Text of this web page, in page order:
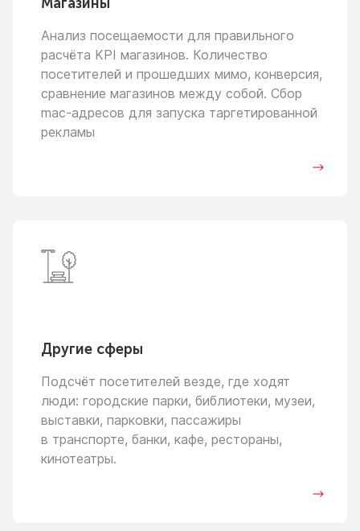
Анализ посещаемости для правильного
расчёта KPI магазинов. Количество
посетителей и прошедших мимо, конверсия,
сравнение магазинов между собой. Сбор
mac-адресов для запуска таргетированной
рекламы
Другие сферы
Подсчёт посетителей везде, где ходят
люди: городские парки, библиотеки, музеи,
выставки, парковки, пассажиры
в транспорте, банки, кафе, рестораны,
кинотеатры.